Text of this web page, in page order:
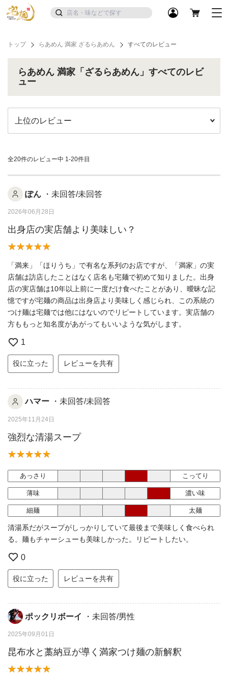
トップ らあめん 満家 ざるらあめん すべてのレビュー
らあめん 満家「ざるらあめん」すべてのレビ
ュー
全20件のレビュー中 1-20件目
ぽん ・未回答/未回答
2026年06月28日
出身店の実店舗より美味しい？
「満来」「ほりうち」で有名な系列のお店ですが、「満家」の実
店舗は訪店したことはなく店名も宅麺で初めて知りました。出身
店の実店舗は10年以上前に一度だけ食べたことがあり、曖昧な記
憶ですが宅麺の商品は出身店より美味しく感じられ、この系統の
つけ麺は宅麺では他にはないのでリピートしています。実店舗の
方ももっと知名度があがってもいいような気がします。
1
役に立った レビューを共有
ハマー ・未回答/未回答
2025年11月24日
強烈な清湯スープ
あっさり こってり
薄味 濃い味
細麺 太麺
清湯系だがスープがしっかりしていて最後まで美味しく食べられ
る。麺もチャーシューも美味しかった。リピートしたい。
0
役に立った レビューを共有
ポックリボーイ ・未回答/男性
2025年09月01日
昆布水と藁納豆が導く満家つけ麺の新解釈